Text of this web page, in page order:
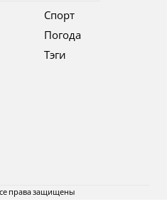
Спорт
Погода
Тэги
права защищены